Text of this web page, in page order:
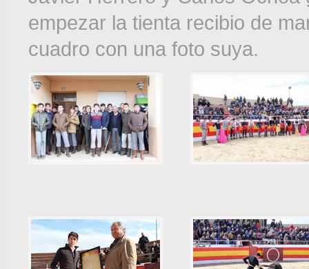
empezar la tienta recibio de
cuadro con una foto suya.